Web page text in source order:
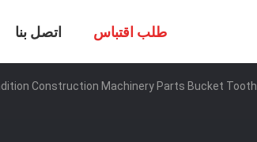
اتصل بنا طلب اقتباس
Construction Machinery Parts Bucket Tooth